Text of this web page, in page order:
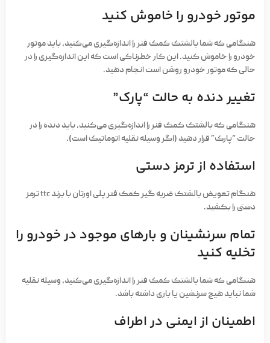
موتور خودرو را خاموش کنید
هنگامی که شما بالشتک کمک فنر را اندازه‌گیری می‌کنید، باید موتور
خودرو را خاموش کنید. این کار خطرناکی است که این اندازه‌گیری را در
حالی که موتور خودرو روشن است انجام دهید.
تغییر دنده به حالت “پارک”
هنگامی که بالشتک کمک فنر را اندازه‌گیری می‌کنید، باید دنده را در
حالت “پارک” قرار دهید (اگر وسیله نقلیه اتوماتیک است).
استفاده از ترمز دستی
هنگام تعویض بالشتک ضربه گیر کمک فنر پلی اورتان با برند ttc ترمز
دستی را بکشید.
تمام سرنشینان و بارهای موجود در خودرو را
تخلیه کنید
هنگامی که شما بالشتک کمک فنر را اندازه‌گیری می‌کنید، وسیله نقلیه
شما نباید هیچ سرنشین یا باری داشته باشد.
اطمینان از ایمنی در اطراف